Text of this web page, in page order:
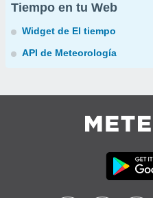
Tiempo en tu Web
Widget de El tiempo
API de Meteorología